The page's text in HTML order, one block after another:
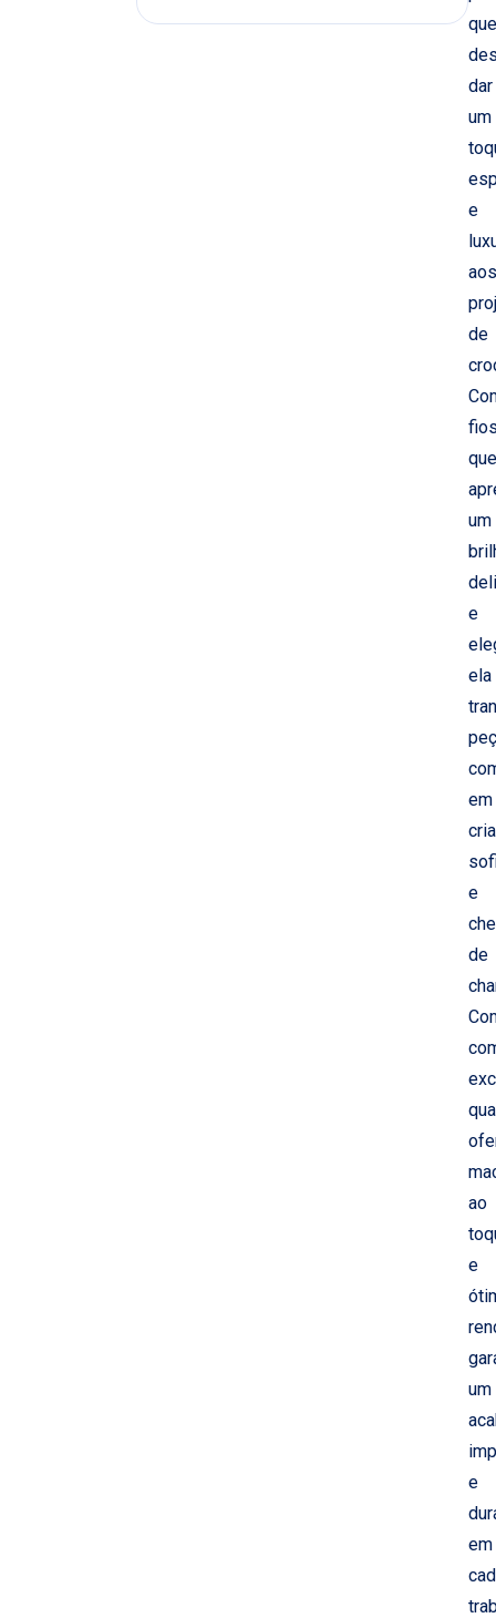
dar
um
e
aos
de
que
um
e
ela
em
e
de
ao
e
um
e
em